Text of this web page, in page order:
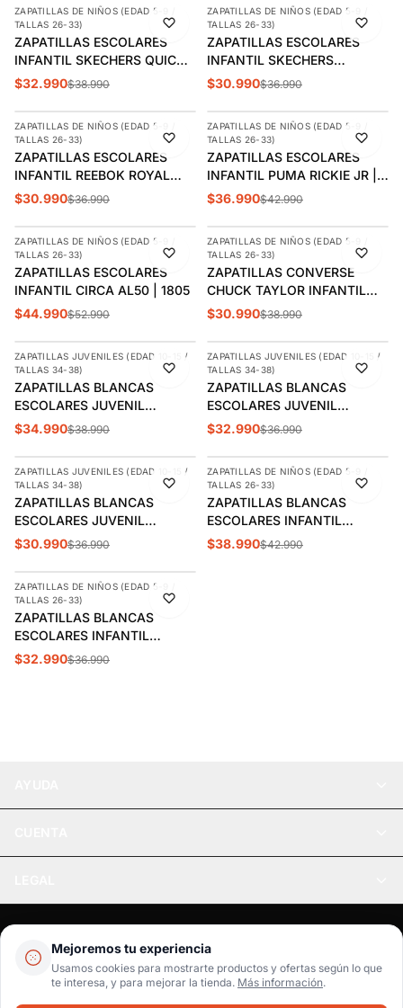
Mejoremos tu experiencia
Usamos cookies para mostrarte productos y ofertas según lo que
te interesa, y para mejorar la tienda. Más información.
-15%
ZAPATILLAS DE NIÑOS (EDAD 5-9 /
TALLAS 26-33)
ZAPATILLAS ESCOLARES
INFANTIL SKECHERS QUICK
STREET | 405638L-BBK
$32.990$38.990
-16%
ÚLTIMA 1
ZAPATILLAS DE NIÑOS (EDAD 5-9 /
TALLAS 26-33)
ZAPATILLAS ESCOLARES
INFANTIL SKECHERS
BOUNDER | 405626L-BBK
$30.990$36.990
-16%
AGREGAR
ZAPATILLAS DE NIÑOS (EDAD 5-9 /
TALLAS 26-33)
ZAPATILLAS ESCOLARES
INFANTIL REEBOK ROYAL
PRIME 2.0 2V | 100202440
$30.990$36.990
-14%
ÚLTIMAS 3
AGREGAR
ZAPATILLAS DE NIÑOS (EDAD 5-9 /
TALLAS 26-33)
ZAPATILLAS ESCOLARES
INFANTIL PUMA RICKIE JR |
384311 02
$36.990$42.990
-15%
AGREGAR
ZAPATILLAS DE NIÑOS (EDAD 5-9 /
TALLAS 26-33)
ZAPATILLAS ESCOLARES
INFANTIL CIRCA AL50 | 1805
$44.990$52.990
-21%
AGREGAR
ZAPATILLAS DE NIÑOS (EDAD 5-9 /
TALLAS 26-33)
ZAPATILLAS CONVERSE
CHUCK TAYLOR INFANTIL
3J256C-102
$30.990$38.990
-10%
ÚLTIMAS 2
AGREGAR
ZAPATILLAS JUVENILES (EDAD 10-15 /
TALLAS 34-38)
ZAPATILLAS BLANCAS
ESCOLARES JUVENIL
SKECHERS MICROSPEC PLUS
$34.990$38.990
-11%
ÚLTIMA 1
AGREGAR
ZAPATILLAS JUVENILES (EDAD 10-15 /
TALLAS 34-38)
ZAPATILLAS BLANCAS
ESCOLARES JUVENIL
SKECHERS DYNAMATIC |
$32.990$36.990
-16%
ÚLTIMAS 2
AGREGAR
ZAPATILLAS JUVENILES (EDAD 10-15 /
TALLAS 34-38)
ZAPATILLAS BLANCAS
ESCOLARES JUVENIL
SKECHERS BOUNDER |
$30.990$36.990
-9%
AGREGAR
ZAPATILLAS DE NIÑOS (EDAD 5-9 /
TALLAS 26-33)
ZAPATILLAS BLANCAS
ESCOLARES INFANTIL
SKECHERS VENDOX |
$38.990$42.990
-11%
AGREGAR
ZAPATILLAS DE NIÑOS (EDAD 5-9 /
TALLAS 26-33)
ZAPATILLAS BLANCAS
ESCOLARES INFANTIL
SKECHERS DYNAMATIC |
$32.990$36.990
Realsport © 2026